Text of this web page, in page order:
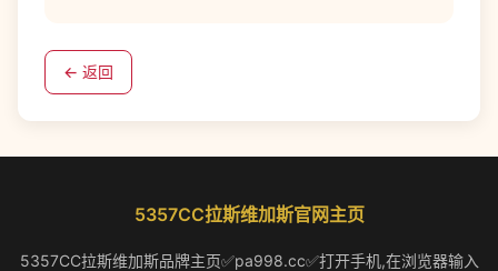
← 返回
5357CC拉斯维加斯官网主页
5357CC拉斯维加斯品牌主页✅pa998.cc✅打开手机,在浏览器输入